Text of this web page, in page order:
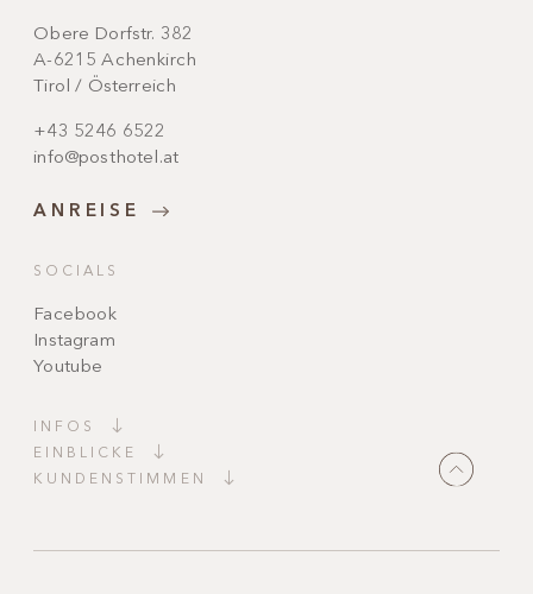
Obere Dorfstr. 382
A-6215 Achenkirch
Tirol / Österreich
+43 5246 6522
info@posthotel.at
ANREISE
SOCIALS
Facebook
Instagram
Youtube
INFOS
EINBLICKE
KUNDENSTIMMEN
stimmig, sauber undgeschmackvoll